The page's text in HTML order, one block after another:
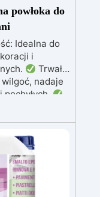
powłoka do
Idealna do
i
Trwała
nadaje
warstwa
i
efektów
1 kg